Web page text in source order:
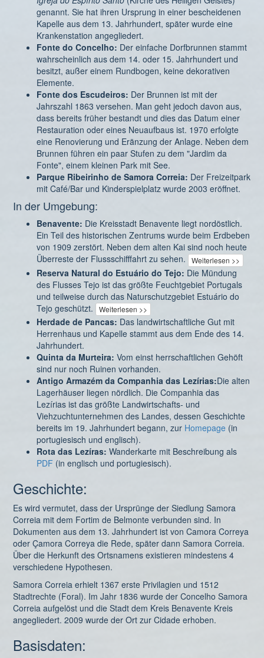
genannt. Sie hat ihren Ursprung in einer bescheidenen
Kapelle aus dem 13. Jahrhundert, später wurde eine
Krankenstation angegliedert.
Fonte do Concelho: Der einfache Dorfbrunnen stammt
wahrscheinlich aus dem 14. oder 15. Jahrhundert und
besitzt, außer einem Rundbogen, keine dekorativen
Elemente.
Fonte dos Escudeiros: Der Brunnen ist mit der
Jahrszahl 1863 versehen. Man geht jedoch davon aus,
dass bereits früher bestandt und dies das Datum einer
Restauration oder eines Neuaufbaus ist. 1970 erfolgte
eine Renovierung und Eränzung der Anlage. Neben dem
Brunnen führen ein paar Stufen zu dem "Jardim da
Fonte", einem kleinen Park mit See.
Parque Ribeirinho de Samora Correia: Der Freizeitpark
mit Café/Bar und Kinderspielplatz wurde 2003 eröffnet.
In der Umgebung:
Benavente: Die Kreisstadt Benavente liegt nordöstlich.
Ein Teil des historischen Zentrums wurde beim Erdbeben
von 1909 zerstört. Neben dem alten Kai sind noch heute
Überreste der Flussschifffahrt zu sehen.
Weiterlesen >>
Reserva Natural do Estuário do Tejo: Die Mündung
des Flusses Tejo ist das größte Feuchtgebiet Portugals
und teilweise durch das Naturschutzgebiet Estuário do
Tejo geschützt.
Weiterlesen >>
Herdade de Pancas: Das landwirtschaftliche Gut mit
Herrenhaus und Kapelle stammt aus dem Ende des 14.
Jahrhundert.
Quinta da Murteira: Vom einst herrschaftlichen Gehöft
sind nur noch Ruinen vorhanden.
Antigo Armazém da Companhia das Lezírias:Die alten
Lagerhäuser liegen nördlich. Die Companhia das
Lezírias ist das größte Landwirtschafts- und
Viehzuchtunternehmen des Landes, dessen Geschichte
bereits im 19. Jahrhundert begann, zur Homepage (in
portugiesisch und englisch).
Rota das Lezíras: Wanderkarte mit Beschreibung als
PDF (in englisch und portugiesisch).
Geschichte:
Es wird vermutet, dass der Ursprünge der Siedlung Samora
Correia mit dem Fortim de Belmonte verbunden sind. In
Dokumenten aus dem 13. Jahrhundert ist von Camora Correya
oder Çamora Correya die Rede, später dann Samora Correia.
Über die Herkunft des Ortsnamens existieren mindestens 4
verschiedene Hypothesen.
Samora Correia erhielt 1367 erste Privilagien und 1512
Stadtrechte (Foral). Im Jahr 1836 wurde der Concelho Samora
Correia aufgelöst und die Stadt dem Kreis Benavente Kreis
angegliedert. 2009 wurde der Ort zur Cidade erhoben.
Basisdaten: